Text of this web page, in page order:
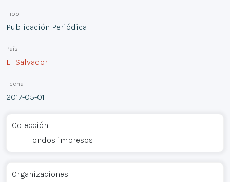
Tipo
Publicación Periódica
País
El Salvador
Fecha
2017-05-01
Colección
Fondos impresos
Organizaciones